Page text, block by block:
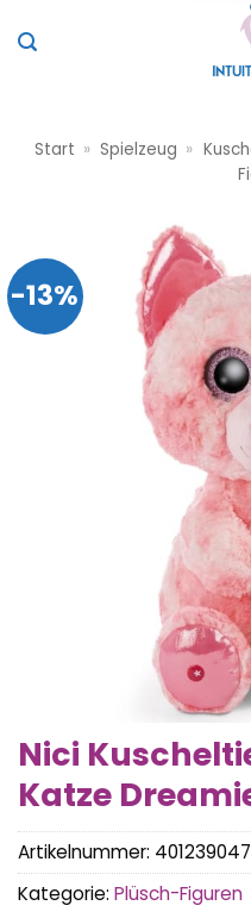
Inhalt
Start » Spielzeug »
-13%
Nici
Katze
Artikelnummer:
Kategorie: Plüsch-Figuren